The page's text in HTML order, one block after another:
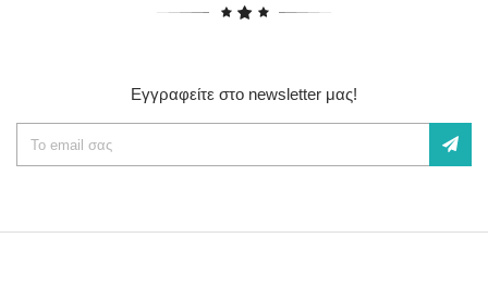
Εγγραφείτε στο newsletter μας!